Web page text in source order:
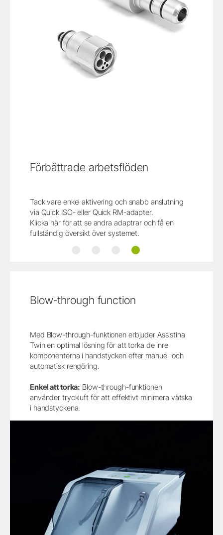
Förbättrade arbetsflöden
Tack vare enkel aktivering och snabb anslutning
via Quick ISO- eller Quick RM-adapter.
Klicka här för att se andra adaptrar och få en
fullständig översikt över systemet.
Enkel använding
Snabbare adapterbyte
Flexibel
Blow-through function
Med Blow-through-funktionen erbjuder Assistina
Twin en optimal lösning för att torka de inre
komponenterna i handstycken efter manuell och
automatisk rengöring.
Enkel att torka: Blow-through-funktionen
använder tryckluft för att effektivt minimera vätska
i handstyckena.